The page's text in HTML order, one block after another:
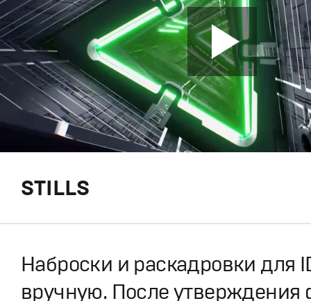
STILLS
Наброски и раскадровки для
вручную. После утверждения